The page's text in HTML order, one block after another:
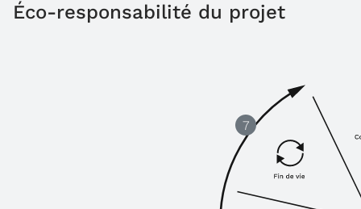
Éco-responsabilité du projet
7